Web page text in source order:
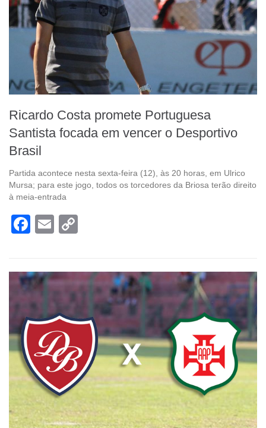
Ricardo Costa promete Portuguesa
Santista focada em vencer o Desportivo
Brasil
Partida acontece nesta sexta-feira (12), às 20 horas, em Ulrico
Mursa; para este jogo, todos os torcedores da Briosa terão direito
à meia-entrada
Facebook
Email